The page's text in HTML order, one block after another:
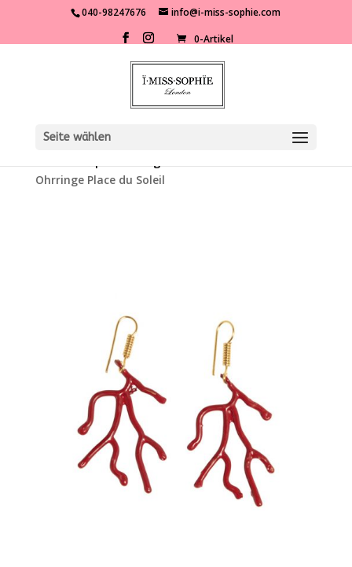
040-98247676 info@i-miss-sophie.com
0-Artikel
Seite wählen
Ohrringe Place du Soleil